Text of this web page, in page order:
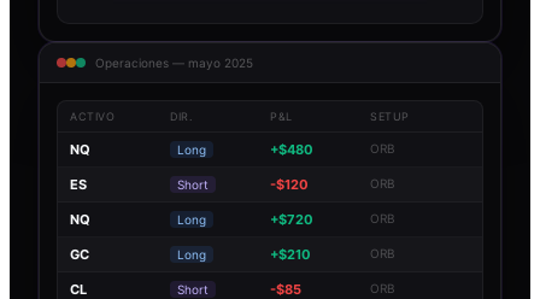
Operaciones — mayo 2025
ACTIVO DIR. P&L SETUP
NQ Long +$480 ORB
ES Short -$120 ORB
NQ Long +$720 ORB
GC Long +$210 ORB
CL Short -$85 ORB